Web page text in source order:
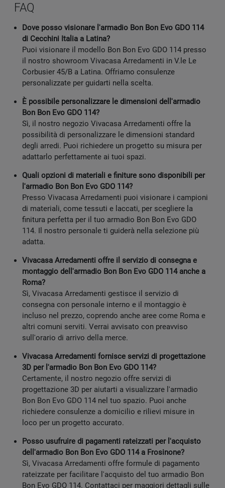
FAQ
Dove posso visionare l'armadio Bon Bon Evo GDO 114
di Cecchini Italia a Latina?
Puoi visionare il modello Bon Bon Evo GDO 114 presso
il nostro showroom Vivacasa Arredamenti in V.le Le
Corbusier 45/B a Latina. Offriamo consulenze
personalizzate per guidarti nella scelta.
È possibile personalizzare le dimensioni dell'armadio
Bon Bon Evo GDO 114?
Sì, il nostro negozio Vivacasa Arredamenti offre la
possibilità di personalizzare le dimensioni standard
degli arredi. Puoi richiedere un progetto su misura per
adattarlo perfettamente ai tuoi spazi.
Quali opzioni di materiali e finiture sono disponibili per
l'armadio Bon Bon Evo GDO 114?
Presso Vivacasa Arredamenti puoi visionare i campioni
di materiali, come tessuti e laccati, per scegliere la
finitura perfetta per il tuo armadio Bon Bon Evo GDO
114. Il nostro personale ti guiderà nella selezione più
adatta.
Vivacasa Arredamenti offre il servizio di consegna e
montaggio dell'armadio Bon Bon Evo GDO 114 anche a
Roma?
Sì, Vivacasa Arredamenti gestisce il servizio di
consegna con personale interno e il montaggio è
incluso nel prezzo, coprendo anche aree come Roma e
altri comuni serviti. Verrai avvisato con preavviso
sull'orario di arrivo della merce.
Vivacasa Arredamenti fornisce servizi di progettazione
3D per l'armadio Bon Bon Evo GDO 114?
Certamente, il nostro negozio offre servizi di
progettazione 3D per aiutarti a visualizzare l'armadio
Bon Bon Evo GDO 114 nel tuo spazio. Puoi anche
richiedere consulenze a domicilio e rilievi misure in
loco per un progetto accurato.
Posso usufruire di pagamenti rateizzati per l'acquisto
dell'armadio Bon Bon Evo GDO 114 a Frosinone?
Sì, Vivacasa Arredamenti offre formule di pagamento
rateizzate per facilitare l'acquisto del tuo armadio Bon
Bon Evo GDO 114. Contattaci per maggiori dettagli sulle